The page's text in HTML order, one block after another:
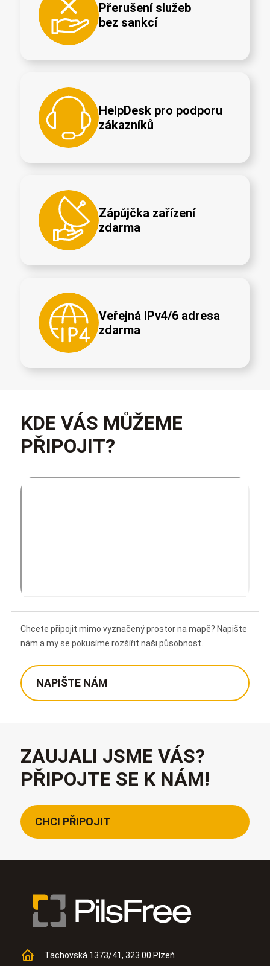
Přerušení služeb
bez sankcí
HelpDesk pro podporu
zákazníků
Zápůjčka zařízení
zdarma
Veřejná IPv4/6 adresa
zdarma
KDE VÁS MŮŽEME
PŘIPOJIT?
Chcete připojit mimo vyznačený prostor na mapě? Napište
nám a my se pokusíme rozšířit naši působnost.
NAPIŠTE NÁM
ZAUJALI JSME VÁS?
PŘIPOJTE SE K NÁM!
CHCI PŘIPOJIT
Tachovská 1373/41, 323 00 Plzeň